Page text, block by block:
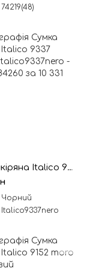
74219(48)
Сумка шкіряна Italico 9337 чорний
Чорний
Italico9337nero